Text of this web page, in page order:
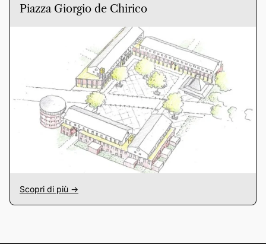
Piazza Giorgio de Chirico
Scopri di più ->